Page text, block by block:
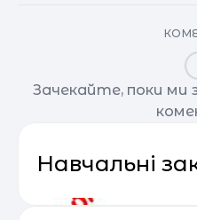
Зачекайте, поки ми
Навчальні